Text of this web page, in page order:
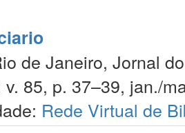
de Janeiro, Jornal
85, p. 37–39, jan./
Rede Virtual de